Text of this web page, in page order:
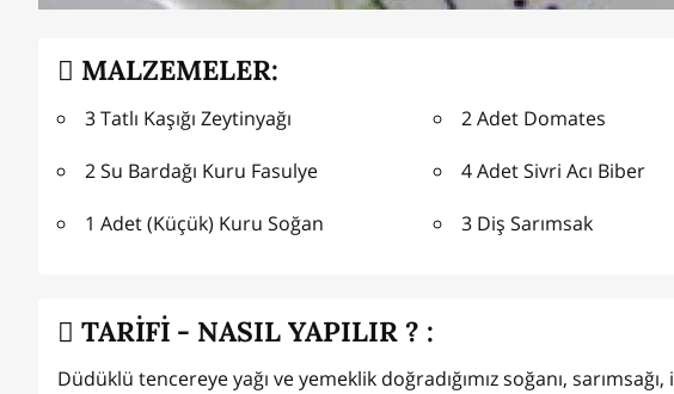
MALZEMELER:
3 Tatlı Kaşığı Zeytinyağı
2 Su Bardağı Kuru Fasulye
1 Adet (Küçük) Kuru Soğan
2 Adet Domates
4 Adet Sivri Acı Biber
3 Diş Sarımsak
TARİFİ - NASIL YAPILIR ? :
Düdüklü tencereye yağı ve yemeklik doğradığımız soğanı,